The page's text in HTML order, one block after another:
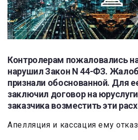
Контролерам пожаловались
нарушил Закон N 44-ФЗ.
признали обоснованной. Для
заключил договор на
заказчика возместить эти
Апелляция и кассация ему